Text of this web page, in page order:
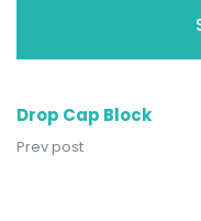
Drop Cap Block
Prev post